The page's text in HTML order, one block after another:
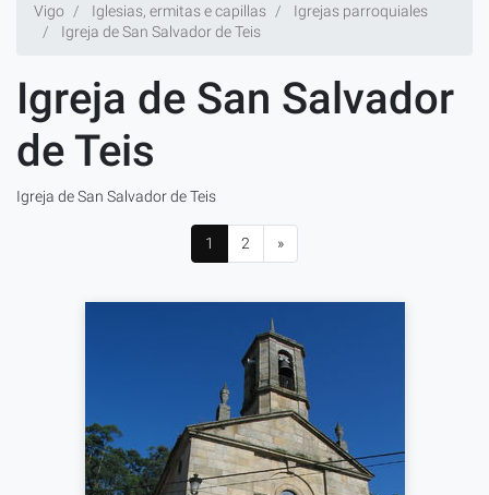
Vigo Iglesias, ermitas e capillas
Igrejas parroquiales
Igreja de San Salvador de Teis
Igreja de San Salvador
de Teis
Igreja de San Salvador de Teis
1 2 »